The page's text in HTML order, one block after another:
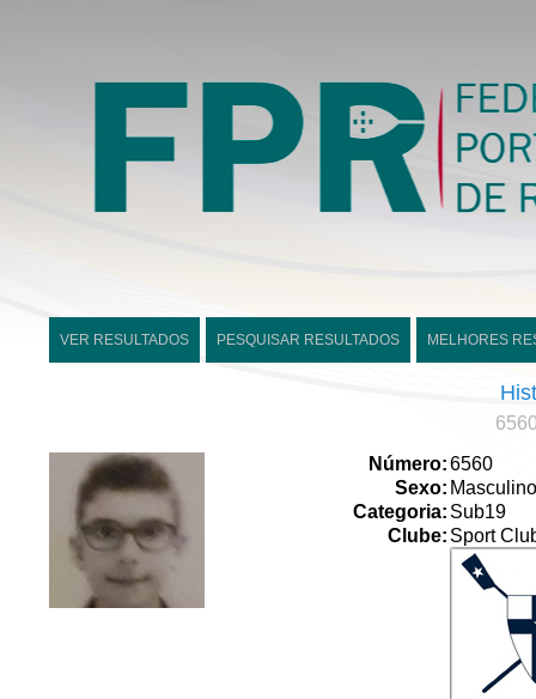
VER RESULTADOS PESQUISAR RESULTADOS MELHORES
Número:6560
Sexo: Masculino
Categoria: Sub19
Clube: Sport